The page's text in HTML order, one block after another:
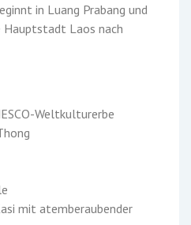
in Luang Prabang und
Hauptstadt Laos nach
Weltkulturerbe
mit atemberaubender